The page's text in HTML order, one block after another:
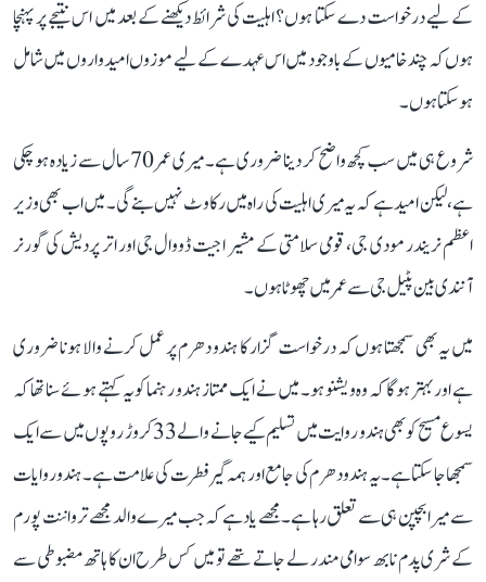
کے لیے درخواست دے سکتا ہوں؟ اہلیت کی شرائط دیکھنے کے بعد میں اس نتیجے پر پہنچا
ہوں کہ چند خامیوں کے باوجود میں اس عہدے کے لیے موزوں امیدواروں میں شامل
ہو سکتا ہوں۔
شروع ہی میں سب کچھ واضح کر دینا ضروری ہے۔ میری عمر 70 سال سے زیادہ ہو چکی
ہے، لیکن امید ہے کہ یہ میری اہلیت کی راہ میں رکاوٹ نہیں بنے گی۔ میں اب بھی وزیر
اعظم نریندر مودی جی، قومی سلامتی کے مشیر اجیت ڈووال جی اور اتر پردیش کی گورنر
آنندی بین پٹیل جی سے عمر میں چھوٹا ہوں۔
میں یہ بھی سمجھتا ہوں کہ درخواست گزار کا ہندو دھرم پر عمل کرنے والا ہونا ضروری
ہے اور بہتر ہوگا کہ وہ ویشنو ہو۔ میں نے ایک ممتاز ہندو رہنما کو یہ کہتے ہوئے سنا تھا کہ
یسوع مسیح کو بھی ہندو روایت میں تسلیم کیے جانے والے 33 کروڑ روپوں میں سے ایک
سمجھا جا سکتا ہے۔ یہ ہندو دھرم کی جامع اور ہمہ گیر فطرت کی علامت ہے۔ ہندو روایات
سے میرا بچپن ہی سے تعلق رہا ہے۔ مجھے یاد ہے کہ جب میرے والد مجھے ترواننت پورم
کے شری پدم نابھ سوامی مندر لے جاتے تھے تو میں کس طرح ان کا ہاتھ مضبوطی سے